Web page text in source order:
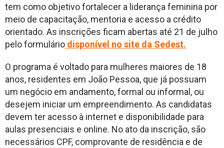
tem como objetivo fortalecer a liderança feminina por
meio de capacitação, mentoria e acesso a crédito
orientado. As inscrições ficam abertas até 21 de julho
pelo formulário disponível no site da Sedest.
O programa é voltado para mulheres maiores de 18
anos, residentes em João Pessoa, que já possuam
um negócio em andamento, formal ou informal, ou
desejem iniciar um empreendimento. As candidatas
devem ter acesso à internet e disponibilidade para
aulas presenciais e online. No ato da inscrição, são
necessários CPF, comprovante de residência e de